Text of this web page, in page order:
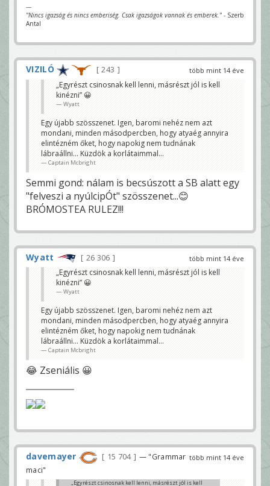
---
"Nincs igazság és nincs emberiség. Csak igazságok vannak és emberek." - Szerb
Antal
több mint 14 éve
VIZILÓ
243
„Egyrészt csinosnak kell lenni, másrészt jól is kell
kinézni” 😀
Wyatt
Egy újabb szösszenet. Igen, baromi nehéz nem azt
mondani, minden másodpercben, hogy atyaég annyira
elintézném őket, hogy napokig nem tudnának
lábraállni... Küzdök a korlátaimmal...
Captain Mcbright
Semmi gond: nálam is becsúszott a SB alatt egy
"felveszi a nyúlcipÓt" szösszenet...😊
BRÓMOSTEA RULEZ!!!
több mint 14 éve
Wyatt
26 306
„Egyrészt csinosnak kell lenni, másrészt jól is kell
kinézni” 😀
Wyatt
Egy újabb szösszenet. Igen, baromi nehéz nem azt
mondani, minden másodpercben, hogy atyaég annyira
elintézném őket, hogy napokig nem tudnának
lábraállni... Küzdök a korlátaimmal...
Captain Mcbright
😂 Zseniális 😀
több mint 14 éve
davemayer 15 704
— "Grammar
maci"
„Egyrészt csinosnak kell lenni, másrészt jól is kell